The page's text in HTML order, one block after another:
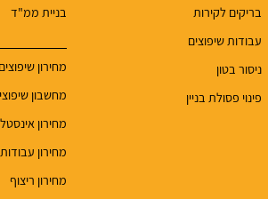
בריקים לקירות
עבודות שיפוצים
ניסור בטון
פינוי פסולת בניין
בניית ממ"ד
מחירון שיפוצים
מחשבון
מחירון
מחירון
מחירון ריצוף